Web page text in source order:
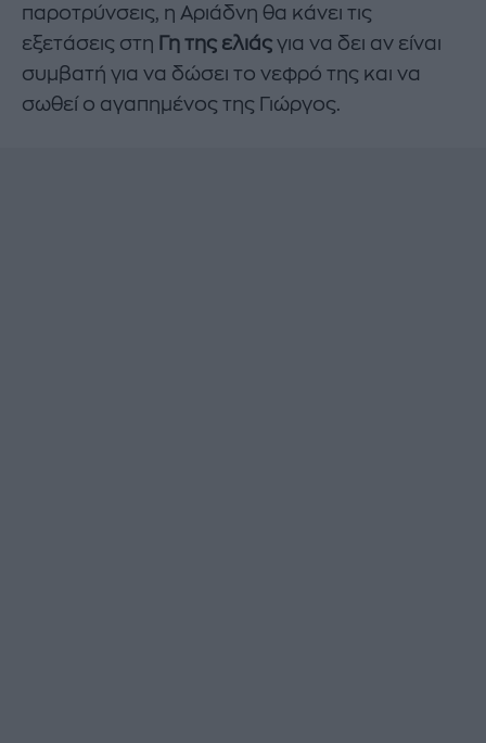
παροτρύνσεις, η Αριάδνη θα κάνει τις
εξετάσεις στη Γη της ελιάς για να δει αν είναι
συμβατή για να δώσει το νεφρό της και να
σωθεί ο αγαπημένος της Γιώργος.